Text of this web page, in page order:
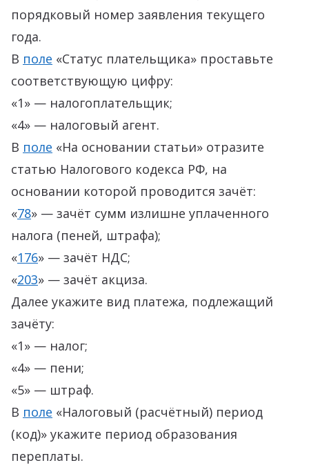
порядковый номер заявления текущего
года.
В поле «Статус плательщика» проставьте
соответствующую цифру:
«1» — налогоплательщик;
«4» — налоговый агент.
В поле «На основании статьи» отразите
статью Налогового кодекса РФ, на
основании которой проводится зачёт:
«78» — зачёт сумм излишне уплаченного
налога (пеней, штрафа);
«176» — зачёт НДС;
«203» — зачёт акциза.
Далее укажите вид платежа, подлежащий
зачёту:
«1» — налог;
«4» — пени;
«5» — штраф.
В поле «Налоговый (расчётный) период
(код)» укажите период образования
переплаты.